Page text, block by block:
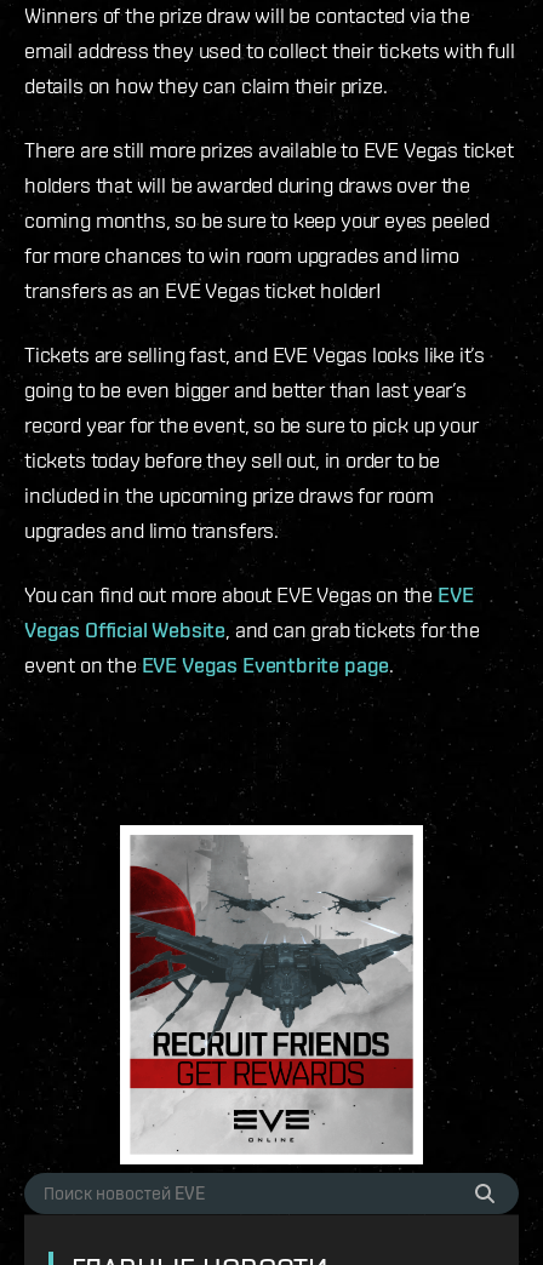
Winners of the prize draw will be contacted via the
email address they used to collect their tickets with full
details on how they can claim their prize.
There are still more prizes available to EVE Vegas ticket
holders that will be awarded during draws over the
coming months, so be sure to keep your eyes peeled
for more chances to win room upgrades and limo
transfers as an EVE Vegas ticket holder!
Tickets are selling fast, and EVE Vegas looks like it’s
going to be even bigger and better than last year’s
record year for the event, so be sure to pick up your
tickets today before they sell out, in order to be
included in the upcoming prize draws for room
upgrades and limo transfers.
You can find out more about EVE Vegas on theEVE
Vegas Official Website , and can grab tickets for the
event on theEVE Vegas Eventbrite page.